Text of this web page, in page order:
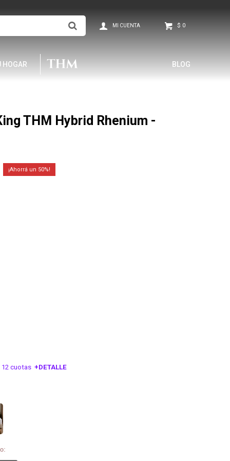
HOGAR BLOG
$ 0
THM Hybrid Rhenium -
50
12 cuotas +DETALLE